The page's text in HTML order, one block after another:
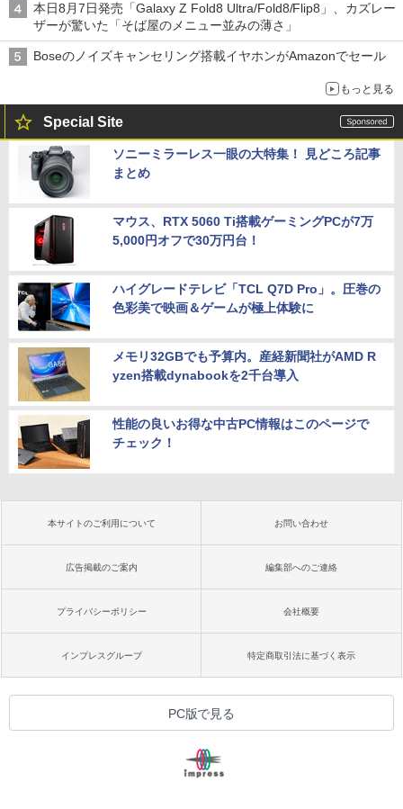
本日8月7日発売「Galaxy Z Fold8 Ultra/Fold8/Flip8」、カズレー
ザーが驚いた「そば屋のメニュー並みの薄さ」
Boseのノイズキャンセリング搭載イヤホンがAmazonでセール
もっと見る
Special Site
ソニーミラーレス一眼の大特集！ 見どころ記事
まとめ
マウス、RTX 5060 Ti搭載ゲーミングPCが7万
5,000円オフで30万円台！
ハイグレードテレビ「TCL Q7D Pro」。圧巻の
色彩美で映画＆ゲームが極上体験に
メモリ32GBでも予算内。産経新聞社がAMD R
yzen搭載dynabookを2千台導入
性能の良いお得な中古PC情報はこのページで
チェック！
本サイトのご利用について お問い合わせ
広告掲載のご案内 編集部へのご連絡
プライバシーポリシー 会社概要
インプレスグループ 特定商取引法に基づく表示
PC版で見る